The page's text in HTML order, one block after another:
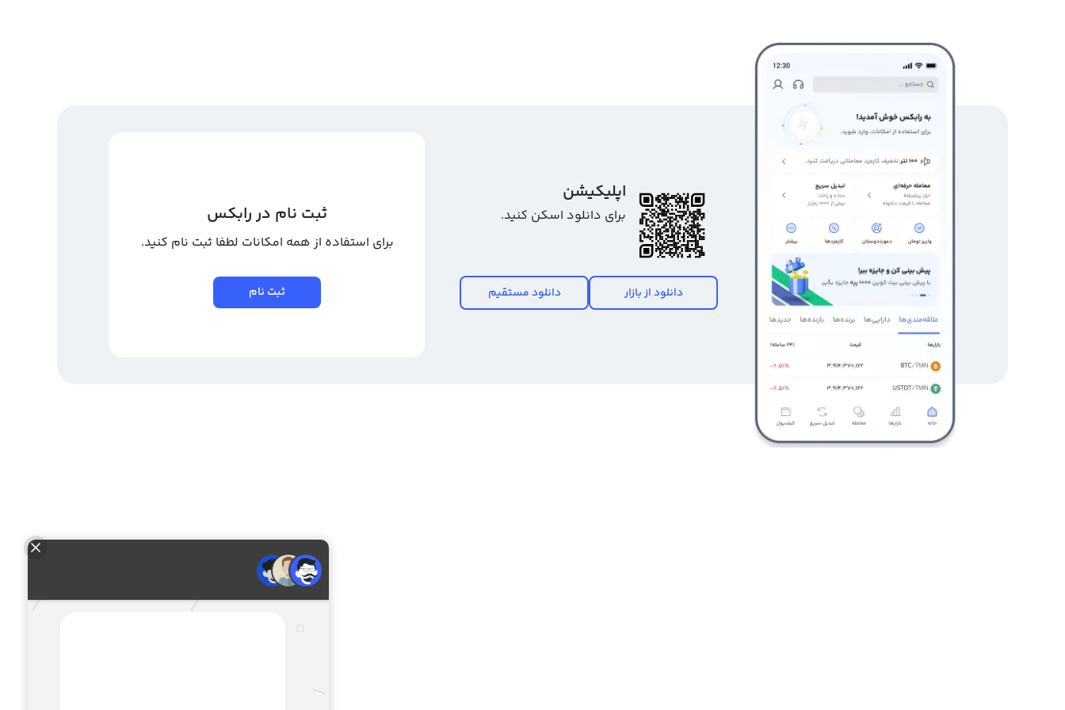
اپلیکیشن
برای دانلود اسکن کنید.
دانلود از بازار دانلود مستقیم
ثبت نام در رابکس
برای استفاده از همه امکانات لطفا ثبت نام کنید.
ثبت نام